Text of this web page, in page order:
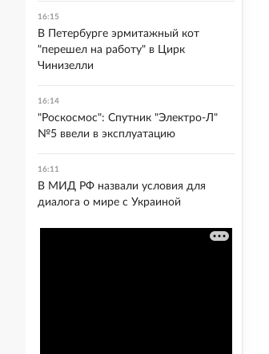
16:15
В Петербурге эрмитажный кот
"перешел на работу" в Цирк
Чинизелли
16:14
"Роскосмос": Спутник "Электро-Л"
№5 ввели в эксплуатацию
16:11
В МИД РФ назвали условия для
диалога о мире с Украиной